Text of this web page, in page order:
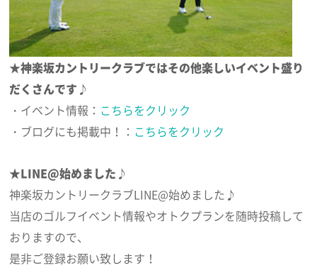
★神楽坂カントリークラブではその他楽しいイベント盛り
だくさんです♪
・イベント情報： こちらをクリック
・ブログにも掲載中！： こちらをクリック
★LINE@始めました♪
神楽坂カントリークラブLINE@始めました♪
当店のゴルフイベント情報やオトクプランを随時投稿して
おりますので、
是非ご登録お願い致します！